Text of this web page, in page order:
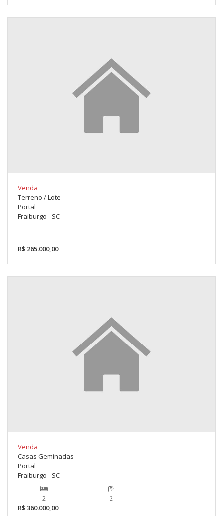
Venda
Terreno / Lote
Portal
Fraiburgo - SC
R$ 265.000,00
Venda
Casas Geminadas
Portal
Fraiburgo - SC
2
2
R$ 360.000,00